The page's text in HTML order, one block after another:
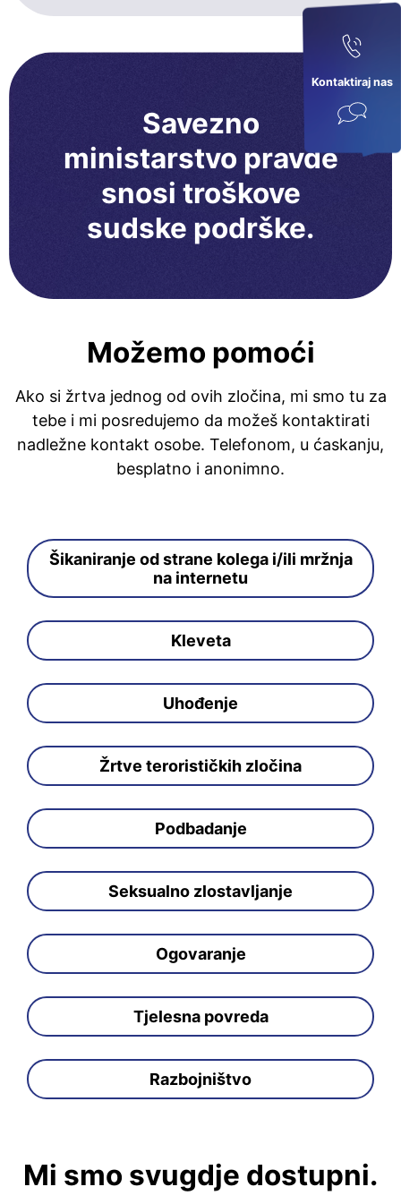
Kontaktiraj nas
Savezno
ministarstvo pravde
snosi troškove
sudske podrške.
Možemo pomoći
Ako si žrtva jednog od ovih zločina, mi smo tu za
tebe i mi posredujemo da možeš kontaktirati
nadležne kontakt osobe. Telefonom, u ćaskanju,
besplatno i anonimno.
Šikaniranje od strane kolega i/ili mržnja
na internetu
Kleveta
Uhođenje
Žrtve terorističkih zločina
Podbadanje
Seksualno zlostavljanje
Ogovaranje
Tjelesna povreda
Razbojništvo
Mi smo svugdje dostupni.